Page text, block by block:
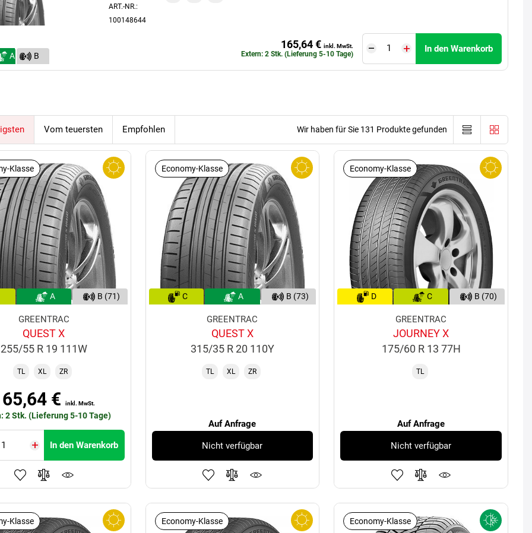
A
B
(71)
ART.-NR.:
100148644
165,64 € inkl. MwSt.
Extern: 2 Stk. (Lieferung 5-10 Tage) In den Warenkorb
Vom teuersten Empfohlen Wir haben für Sie 131 Produkte gefunden
Klasse
A B (71)
GREENTRAC
QUEST X
255/55 R 19 111W
TL XL ZR
€inkl. MwSt.
2 Stk. (Lieferung 5-10 Tage)
In den Warenkorb
Economy-Klasse
C A B (73)
GREENTRAC
QUEST X
315/35 R 20 110Y
TL XL ZR
Auf Anfrage
Nicht verfügbar
Economy-Klasse
D C B (70)
GREENTRAC
JOURNEY X
175/60 R 13 77H
TL
Auf Anfrage
Nicht verfügbar
Klasse Economy-Klasse Economy-Klasse